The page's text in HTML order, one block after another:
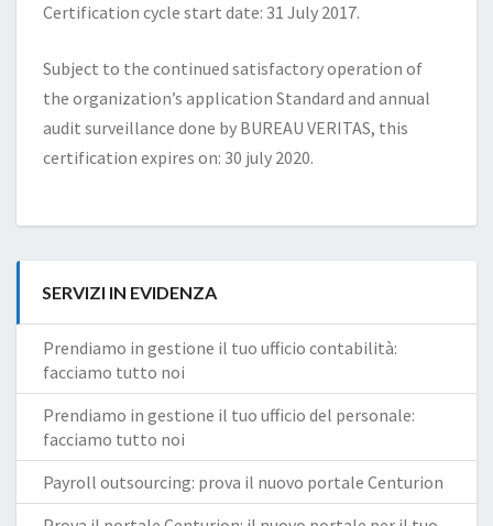
Certification cycle start date: 31 July 2017.
Subject to the continued satisfactory operation of
the organization’s application Standard and annual
audit surveillance done by BUREAU VERITAS, this
certification expires on: 30 july 2020.
SERVIZI IN EVIDENZA
Prendiamo in gestione il tuo ufficio contabilità:
facciamo tutto noi
Prendiamo in gestione il tuo ufficio del personale:
facciamo tutto noi
Payroll outsourcing: prova il nuovo portale Centurion